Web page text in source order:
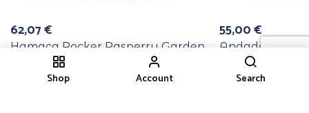
Shop Account Search
62,07€
Hamaca Rocker Rasperry Garden
55,00€
Andador Road